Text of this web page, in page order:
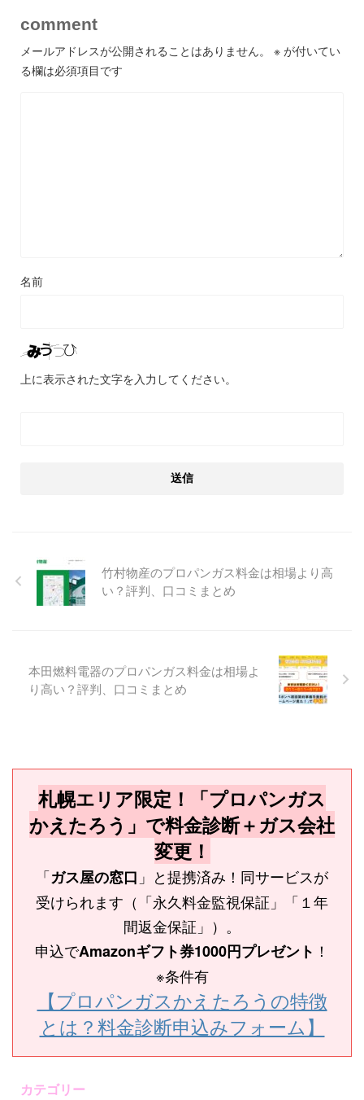
comment
メールアドレスが公開されることはありません。 ※ が付いてい
る欄は必須項目です
名前
上に表示された文字を入力してください。
竹村物産のプロパンガス料金は相場より高
い？評判、口コミまとめ
本田燃料電器のプロパンガス料金は相場よ
り高い？評判、口コミまとめ
札幌エリア限定！「プロパンガス
かえたろう」で料金診断＋ガス会社
変更！
「ガス屋の窓口 」と提携済み！同サービスが
受けられます（「永久料金監視保証」「１年
間返金保証」）。
申込でAmazonギフト券1000円プレゼント ！
※条件有
【プロパンガスかえたろうの特徴
とは？料金診断申込みフォーム】
カテゴリー